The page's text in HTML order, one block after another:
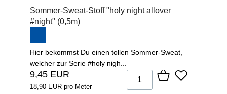
Sommer-Sweat-Stoff "holy night allover
#night" (0,5m)
Hier bekommst Du einen tollen Sommer-Sweat,
welcher zur Serie #holy nigh...
9,45 EUR
18,90 EUR pro Meter